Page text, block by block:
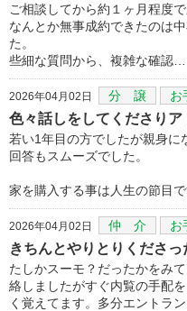
ご相談してから約１ヶ月程度
なんとか無事成約できたのは
た。
些細な質問から、複雑な確認…
2026年04月02日 分 譲 お
色々話しをしてくださり
若い1年目の方でしたが親身に
回答もスムーズでした。
家を購入する事は人生の節目
2026年04月02日 仲 介 お
きちんとやりとりくださ
たしかスーモ？だったかをみ
絡しましたがすぐ内覧の手配
く覚えてます。多分エントラ